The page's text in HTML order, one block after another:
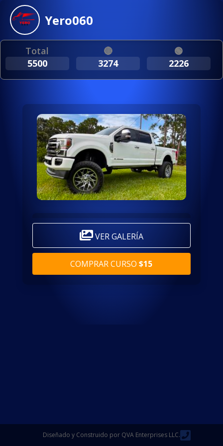
Yero060
Total
5500
🔴
3274
🟢
2226
VER GALERÍA
COMPRAR CURSO$15
Diseñado y Construido por QVA Enterprises LLC.